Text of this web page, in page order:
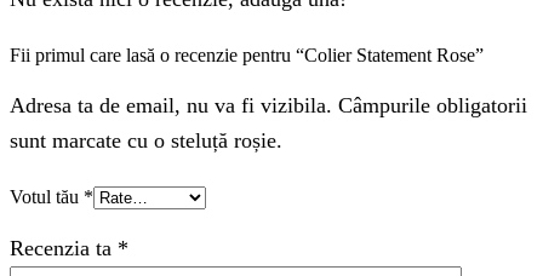
Fii primul care lasă o recenzie pentru “Colier Statement Rose”
Adresa ta de email, nu va fi vizibila. Câmpurile obligatorii
sunt marcate cu o steluță roșie.
Votul tău *
Recenzia ta *